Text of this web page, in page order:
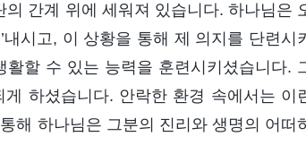
간계 위에 세워져 있습니다. 하나님은
시고, 이 상황을 통해 제 의지를 단련시키
할 수 있는 능력을 훈련시키셨습니다.
하셨습니다. 안락한 환경 속에서는 이
해 하나님은 그분의 진리와 생명의 어떠